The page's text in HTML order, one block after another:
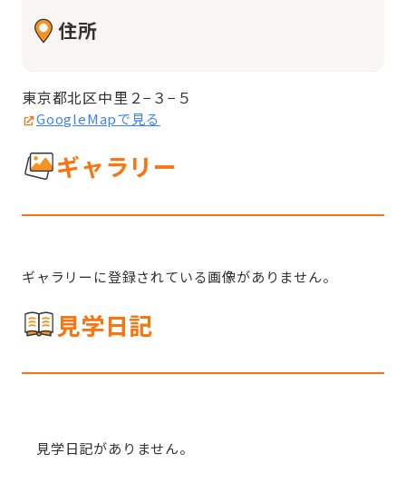
住所
東京都北区中里２−３−５
GoogleMapで見る
ギャラリー
ギャラリーに登録されている画像がありません。
見学日記
見学日記がありません。